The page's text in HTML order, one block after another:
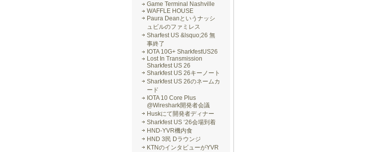
Game Terminal Nashville
WAFFLE HOUSE
Paura Deanというナッシ
ュビルのファミレス
Sharfest US &lsquo;26 無
事終了
IOTA 10G+ SharkfestUS26
Lost In Transmission
Sharkfest US 26
Sharkfest US 26キーノート
Sharkfest US 26のネームカ
ード
IOTA 10 Core Plus
@Wireshark開発者会議
Huskにて開発者ディナー
Sharkfest US ‘26会場到着
HND-YVR機内食
HND 3民 Dラウンジ
KTNのインタビューがYVR